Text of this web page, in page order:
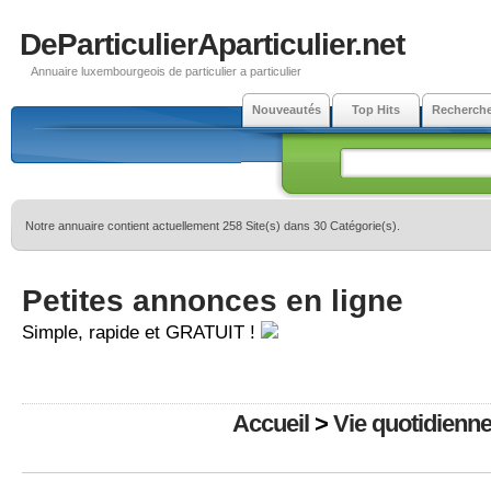
DeParticulierAparticulier.net
Annuaire luxembourgeois de particulier a particulier
Nouveautés Top Hits
Notre annuaire contient actuellement 258 Site(s) dans 30 Catégorie(s).
Petites annonces en ligne
Simple, rapide et GRATUIT !
Accueil> Vie quotidienne